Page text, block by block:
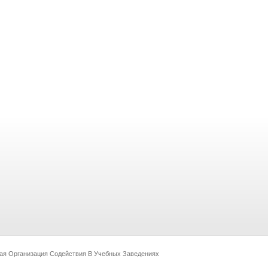
Организация Содействия В Учебных Заведениях